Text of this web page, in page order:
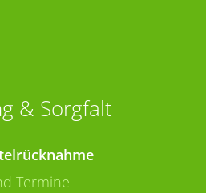
& Sorgfalt
Termine